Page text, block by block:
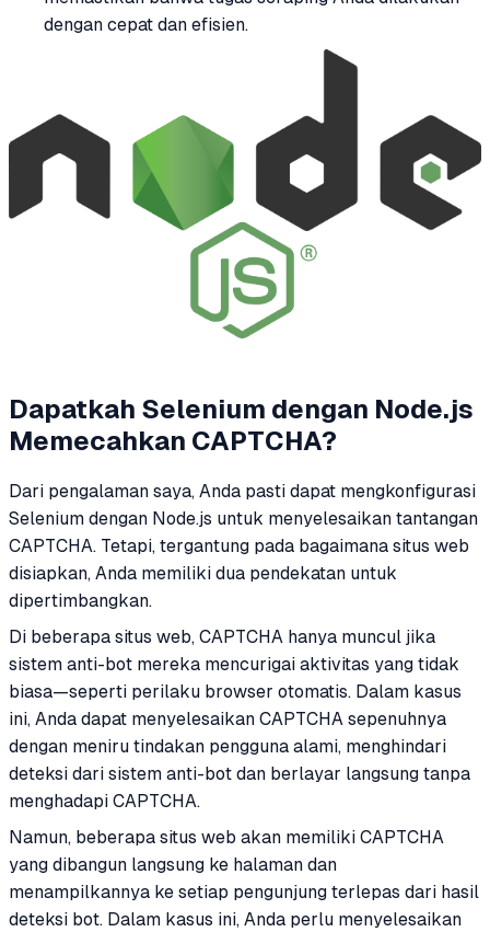
dengan cepat dan efisien.
Dapatkah Selenium dengan Node.js
Memecahkan CAPTCHA?
Dari pengalaman saya, Anda pasti dapat mengkonfigurasi
Selenium dengan Node.js untuk menyelesaikan tantangan
CAPTCHA. Tetapi, tergantung pada bagaimana situs web
disiapkan, Anda memiliki dua pendekatan untuk
dipertimbangkan.
Di beberapa situs web, CAPTCHA hanya muncul jika
sistem anti-bot mereka mencurigai aktivitas yang tidak
biasa—seperti perilaku browser otomatis. Dalam kasus
ini, Anda dapat menyelesaikan CAPTCHA sepenuhnya
dengan meniru tindakan pengguna alami, menghindari
deteksi dari sistem anti-bot dan berlayar langsung tanpa
menghadapi CAPTCHA.
Namun, beberapa situs web akan memiliki CAPTCHA
yang dibangun langsung ke halaman dan
menampilkannya ke setiap pengunjung terlepas dari hasil
deteksi bot. Dalam kasus ini, Anda perlu menyelesaikan